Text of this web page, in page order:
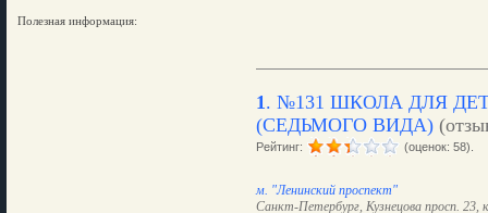
Полезная информация:
1. №131 ШКОЛА ДЛЯ
(СЕДЬМОГО ВИДА)
Рейтинг: (оценок: 58).
м. "Ленинский проспект"
Санкт-Петербург, Кузнецова просп. 23,